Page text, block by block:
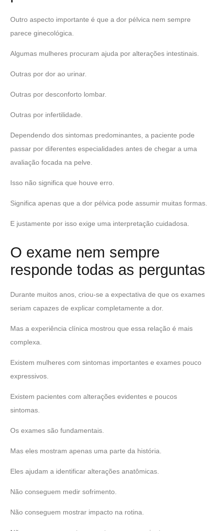
Outro aspecto importante é que a dor pélvica nem sempre
parece ginecológica.
Algumas mulheres procuram ajuda por alterações intestinais.
Outras por dor ao urinar.
Outras por desconforto lombar.
Outras por infertilidade.
Dependendo dos sintomas predominantes, a paciente pode
passar por diferentes especialidades antes de chegar a uma
avaliação focada na pelve.
Isso não significa que houve erro.
Significa apenas que a dor pélvica pode assumir muitas formas.
E justamente por isso exige uma interpretação cuidadosa.
O exame nem sempre
responde todas as perguntas
Durante muitos anos, criou-se a expectativa de que os exames
seriam capazes de explicar completamente a dor.
Mas a experiência clínica mostrou que essa relação é mais
complexa.
Existem mulheres com sintomas importantes e exames pouco
expressivos.
Existem pacientes com alterações evidentes e poucos
sintomas.
Os exames são fundamentais.
Mas eles mostram apenas uma parte da história.
Eles ajudam a identificar alterações anatômicas.
Não conseguem medir sofrimento.
Não conseguem mostrar impacto na rotina.